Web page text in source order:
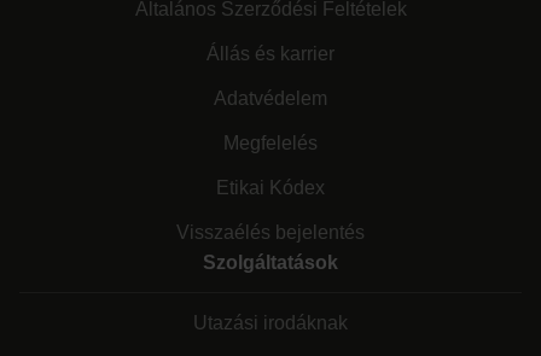
Általános Szerződési Feltételek
Állás és karrier
Adatvédelem
Megfelelés
Etikai Kódex
Visszaélés bejelentés
Szolgáltatások
Utazási irodáknak